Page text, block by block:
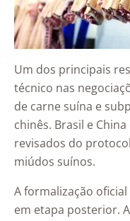
Um dos principais
técnico nas
de carne suína e
chinês. Brasil e
revisados do
miúdos suínos.
A formalização
em etapa posterior.